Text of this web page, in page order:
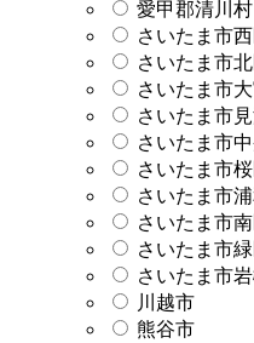
愛甲郡清川村
さいたま市
さいたま市
さいたま市
さいたま市
さいたま市
さいたま市
さいたま市
さいたま市
さいたま市
さいたま市
川越市
熊谷市